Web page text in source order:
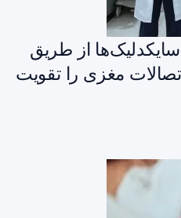
از طریق
مغزی را تقویت